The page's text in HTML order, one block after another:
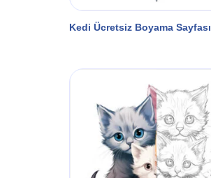
Kedi Ücretsiz Boyama Sayfası